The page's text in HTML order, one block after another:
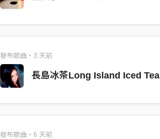
發布歌曲・3 天前
長島冰茶Long Island Iced Tea
發布歌曲・6 天前